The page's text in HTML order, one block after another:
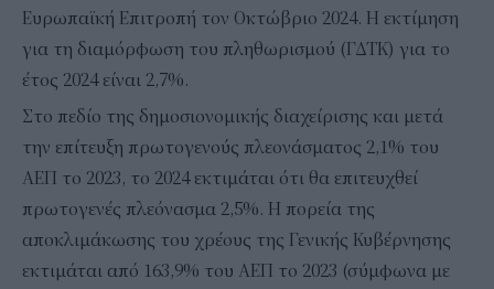
Ευρωπαϊκή Επιτροπή τον Οκτώβριο 2024. Η εκτίμηση
για τη διαμόρφωση του πληθωρισμού (ΓΔΤΚ) για το
έτος 2024 είναι 2,7%.
Στο πεδίο της δημοσιονομικής διαχείρισης και μετά
την επίτευξη πρωτογενούς πλεονάσματος 2,1% του
ΑΕΠ το 2023, το 2024 εκτιμάται ότι θα επιτευχθεί
πρωτογενές πλεόνασμα 2,5%. Η πορεία της
αποκλιμάκωσης του χρέους της Γενικής Κυβέρνησης
εκτιμάται από 163,9% του ΑΕΠ το 2023 (σύμφωνα με